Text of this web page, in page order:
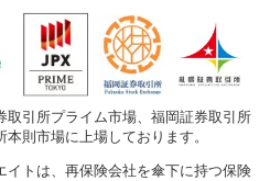
取引所プライム市場、福岡証券取引所
則市場に上場しております。
イトは、再保険会社を傘下に持つ保険